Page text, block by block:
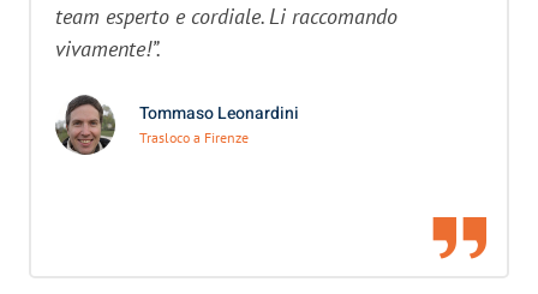
team esperto e cordiale. Li raccomando
vivamente!”.
Tommaso Leonardini
Trasloco a Firenze